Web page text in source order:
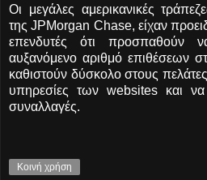
Οι μεγάλες αμερικανικές
της JPMorgan Chase, είχαν
επενδυτές ότι προσπαθούν
αυξανόμενο αριθμό επιθέσεων
καθιστούν δύσκολο στους
υπηρεσίες των websites και
συναλλαγές.
Κοινή χρήση